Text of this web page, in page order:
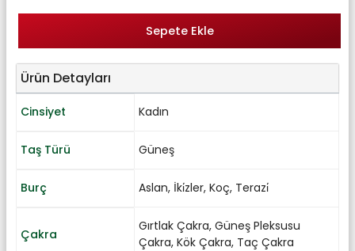
Sepete Ekle
Ürün Detayları
Cinsiyet Kadın
Taş Türü Güneş
Burç Aslan, İki̇zler, Koç, Terazi̇
Çakra
Gırtlak Çakra, Güneş Pleksusu
Çakra, Kök Çakra, Taç Çakra